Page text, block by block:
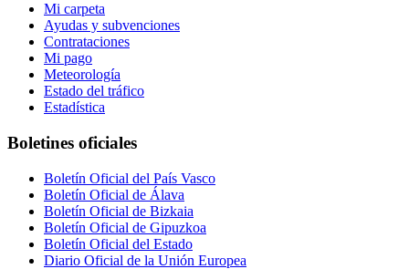
Mi carpeta
Ayudas y subvenciones
Contrataciones
Mi pago
Meteorología
Estado del tráfico
Estadística
Boletines oficiales
Boletín Oficial del País Vasco
Boletín Oficial de Álava
Boletín Oficial de Bizkaia
Boletín Oficial de Gipuzkoa
Boletín Oficial del Estado
Diario Oficial de la Unión Europea